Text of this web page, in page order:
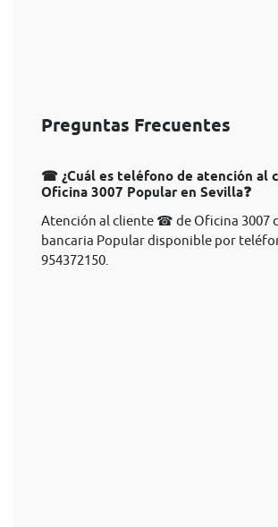
Preguntas Frecuentes
☎ ¿Cuál es teléfono de atención al
Oficina 3007 Popular en Sevilla❓
Atención al cliente ☎ de Oficina 3007
bancaria Popular disponible por
954372150.